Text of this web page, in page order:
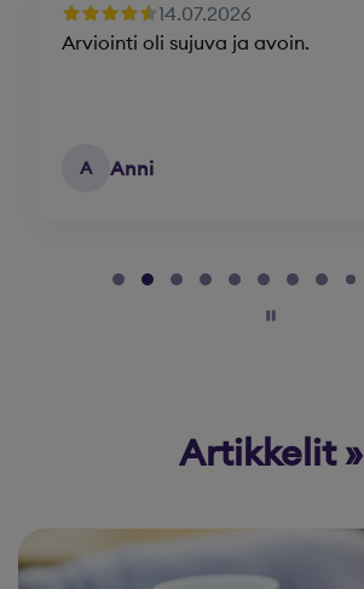
14.07.2026
Arviointi oli sujuva ja avoin.
A Anni
Artikkelit »